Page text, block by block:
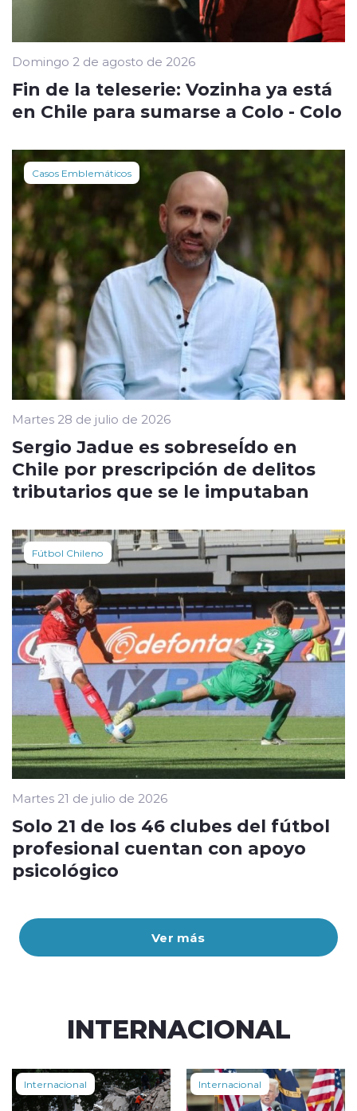
Ver más
Domingo 2 de agosto de 2026
Fin de la teleserie: Vozinha ya está
en Chile para sumarse a Colo - Colo
Casos Emblemáticos
Martes 28 de julio de 2026
Sergio Jadue es sobreseÍdo en
Chile por prescripción de delitos
tributarios que se le imputaban
Fútbol Chileno
Martes 21 de julio de 2026
Solo 21 de los 46 clubes del fútbol
profesional cuentan con apoyo
psicológico
INTERNACIONAL
Internacional Internacional